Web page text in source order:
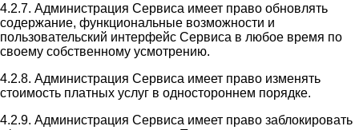
4.2.7. Администрация Сервиса имеет право обновлять
содержание, функциональные возможности и
пользовательский интерфейс Сервиса в любое время по
своему собственному усмотрению.
4.2.8. Администрация Сервиса имеет право изменять
стоимость платных услуг в одностороннем порядке.
4.2.9. Администрация Сервиса имеет право заблокировать